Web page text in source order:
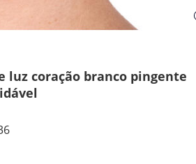
luz coração branco pingente